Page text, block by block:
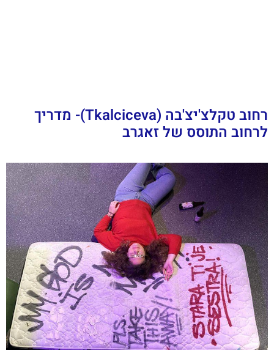
רחוב טקלצ'יצ'בה (Tkalciceva)- מדריך
לרחוב התוסס של זאגרב